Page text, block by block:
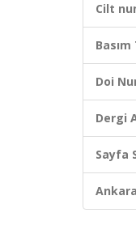
Cilt
Doi
Dergi
Sayfa